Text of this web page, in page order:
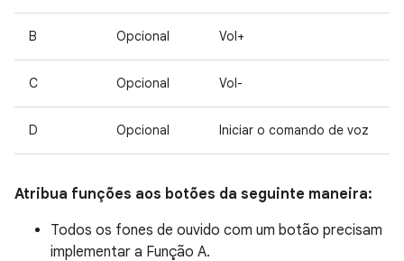
B Opcional Vol+
C Opcional Vol-
D Opcional Iniciar o comando de voz
Atribua funções aos botões da seguinte maneira:
Todos os fones de ouvido com um botão precisam
implementar a Função A.